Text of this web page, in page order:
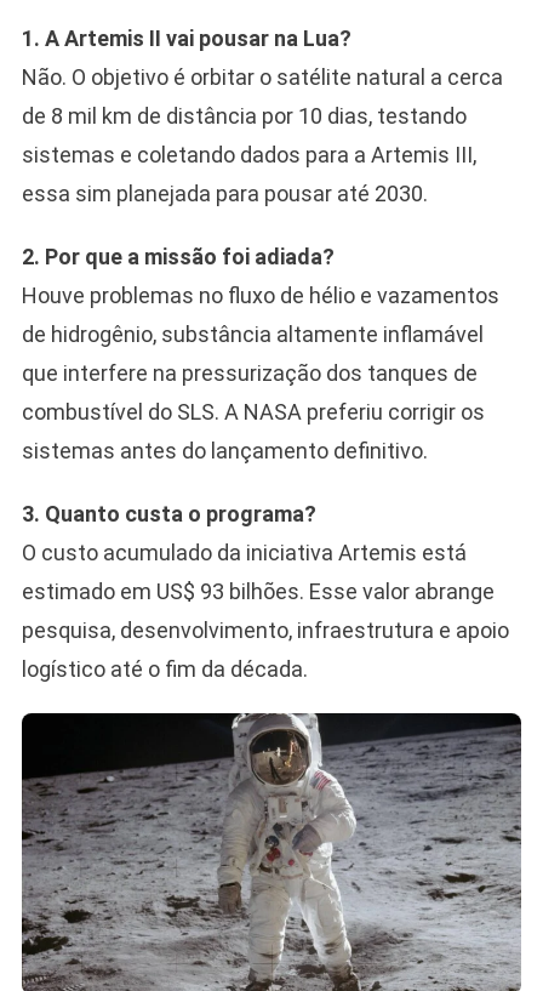
1. A Artemis II vai pousar na Lua?
Não. O objetivo é orbitar o satélite natural a cerca
de 8 mil km de distância por 10 dias, testando
sistemas e coletando dados para a Artemis III,
essa sim planejada para pousar até 2030.
2. Por que a missão foi adiada?
Houve problemas no fluxo de hélio e vazamentos
de hidrogênio, substância altamente inflamável
que interfere na pressurização dos tanques de
combustível do SLS. A NASA preferiu corrigir os
sistemas antes do lançamento definitivo.
3. Quanto custa o programa?
O custo acumulado da iniciativa Artemis está
estimado em US$ 93 bilhões. Esse valor abrange
pesquisa, desenvolvimento, infraestrutura e apoio
logístico até o fim da década.